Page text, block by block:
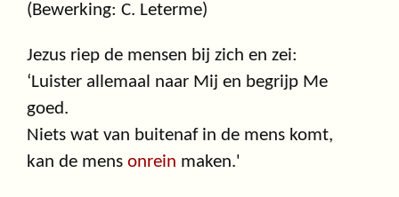
(Bewerking: C. Leterme)
Jezus riep de mensen bij zich en zei:
‘Luister allemaal naar Mij en begrijp Me
goed.
Niets wat van buitenaf in de mens komt,
kan de mens onrein maken.'